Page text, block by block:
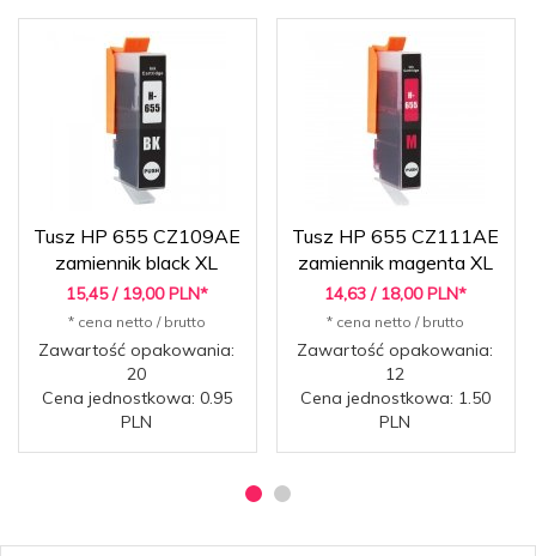
Tusz HP 655 CZ109AE
zamiennik black XL
15,45 / 19,00 PLN*
* cena netto / brutto
Zawartość opakowania:
20
Cena jednostkowa: 0.95
PLN
Tusz HP 655 CZ111AE
zamiennik magenta XL
14,63 / 18,00 PLN*
* cena netto / brutto
Zawartość opakowania:
12
Cena jednostkowa: 1.50
PLN